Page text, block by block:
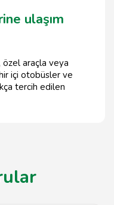
ulaşım
özel araçla veya
içi otobüsler ve
tercih edilen